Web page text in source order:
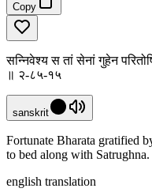
Copy
सन्निवेश्य स तां सेनां गुहेन
॥ २-८५-१५
sanskrit
Fortunate Bharata gratified
to bed along with
english translation